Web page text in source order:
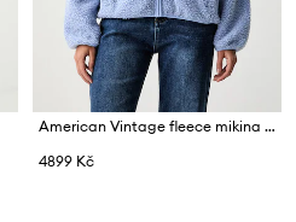
American Vintage fleece mikina dámská
4899 Kč